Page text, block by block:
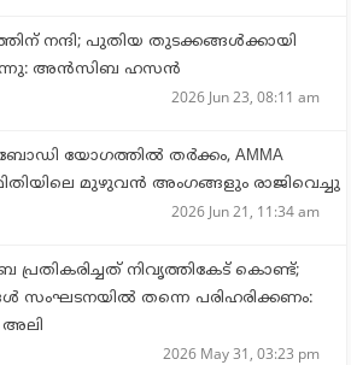
നന്ദി; പുതിയ തുടക്കങ്ങള്‍ക്കായി
അന്‍സിബ ഹസന്‍
2026 Jun 23, 08:11 am
യോഗത്തില്‍ തര്‍ക്കം, AMMA
മുഴുവന്‍ അംഗങ്ങളും രാജിവെച്ചു
2026 Jun 21, 11:34 am
നിവൃത്തികേട് കൊണ്ട്;
സംഘടനയില്‍ തന്നെ പരിഹരിക്കണം:
2026 May 31, 03:23 pm